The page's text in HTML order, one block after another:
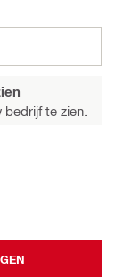
te zien.